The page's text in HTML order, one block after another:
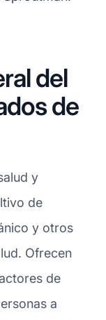
del
de
y
de
y otros
Ofrecen
de
a